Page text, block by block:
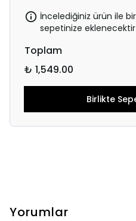
İncelediğiniz ürün ile
sepetinize
Toplam
₺ 1,549.00
Birlikte
Yorumlar